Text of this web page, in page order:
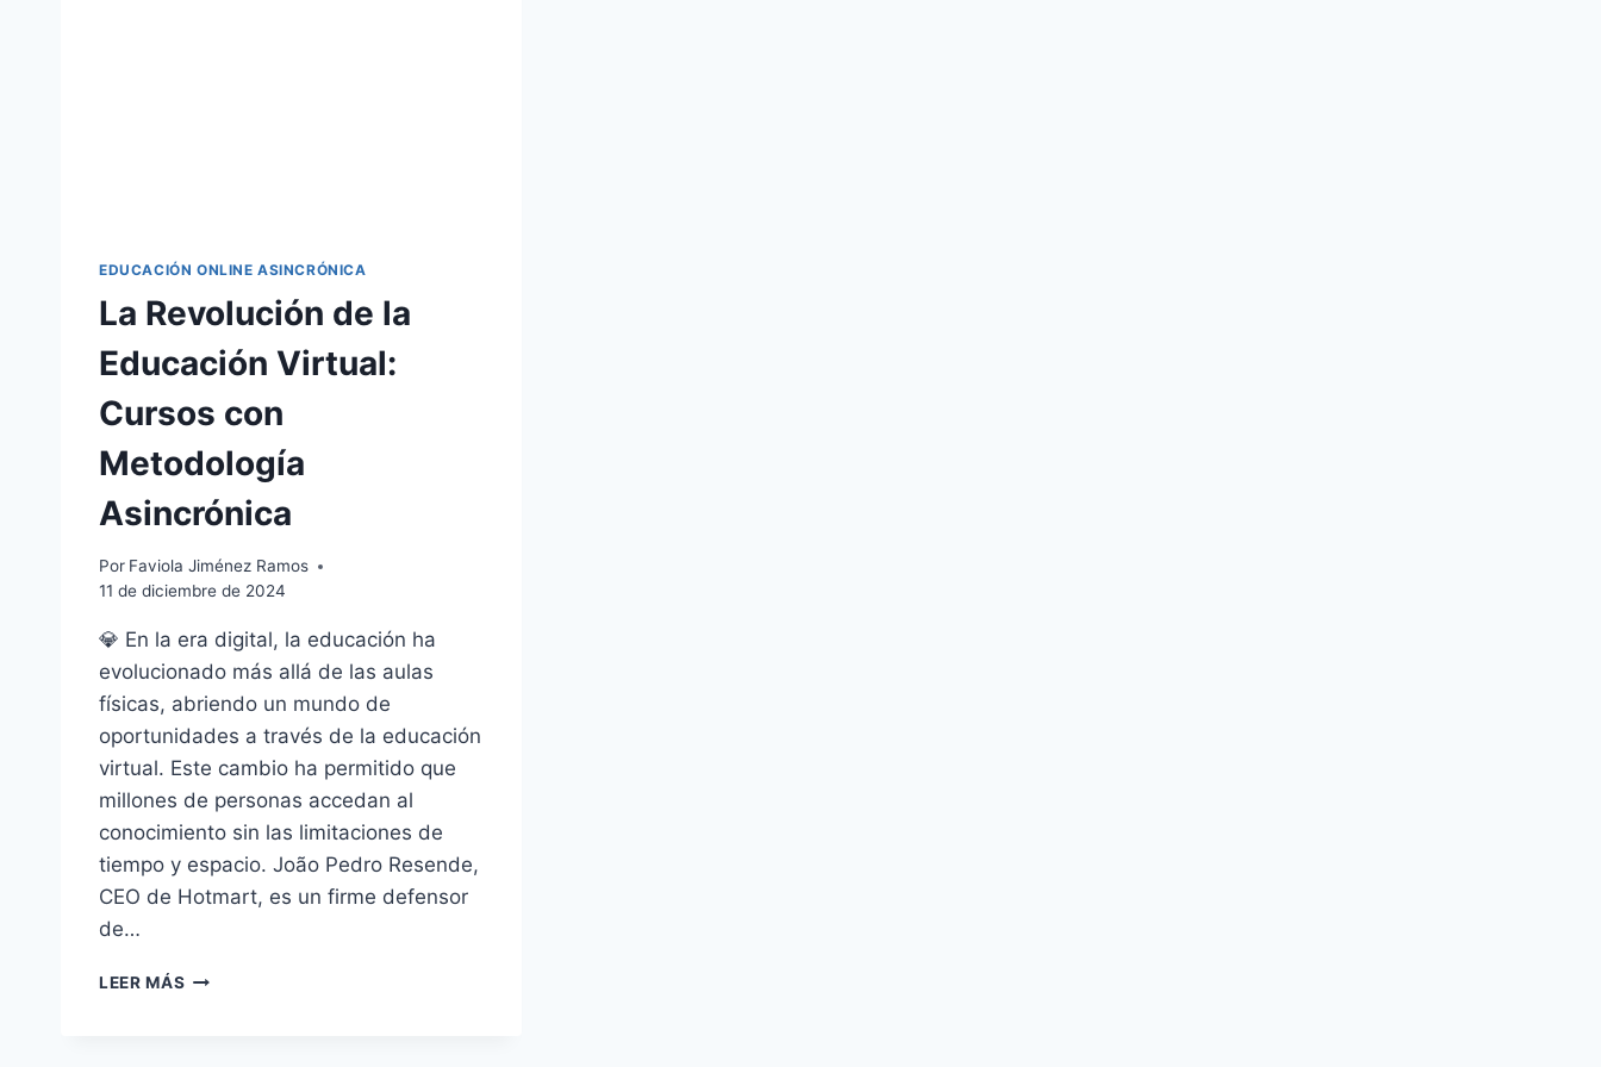
EDUCACIÓN ONLINE ASINCRÓNICA
La Revolución de la
Educación Virtual:
Cursos con
Metodología
Asincrónica
Por Faviola Jiménez Ramos
11 de diciembre de 2024
💎 En la era digital, la educación ha
evolucionado más allá de las aulas
físicas, abriendo un mundo de
oportunidades a través de la educación
virtual. Este cambio ha permitido que
millones de personas accedan al
conocimiento sin las limitaciones de
tiempo y espacio. João Pedro Resende,
CEO de Hotmart, es un firme defensor
de…
LEER MÁS LA